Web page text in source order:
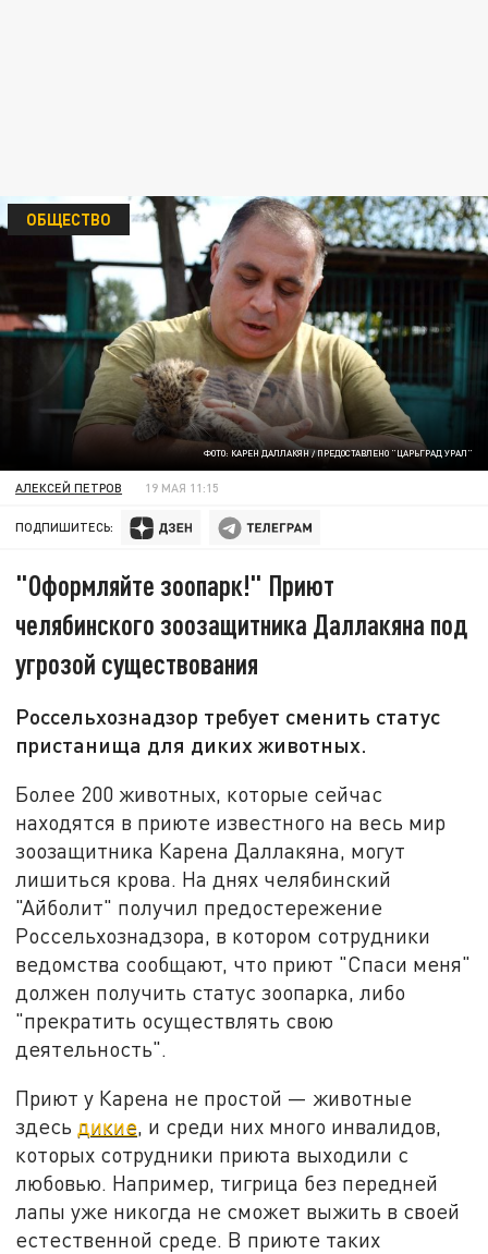
ФОТО: КАРЕН ДАЛЛАКЯН / ПРЕДОСТАВЛЕНО "ЦАРЬГРАД УРАЛ"
ОБЩЕСТВО
АЛЕКСЕЙ ПЕТРОВ 19 МАЯ 11:15
ПОДПИШИТЕСЬ:
"Оформляйте зоопарк!" Приют
челябинского зоозащитника Даллакяна под
угрозой существования
Россельхознадзор требует сменить статус
пристанища для диких животных.
Более 200 животных, которые сейчас
находятся в приюте известного на весь мир
зоозащитника Карена Даллакяна, могут
лишиться крова. На днях челябинский
"Айболит" получил предостережение
Россельхознадзора, в котором сотрудники
ведомства сообщают, что приют "Спаси меня"
должен получить статус зоопарка, либо
"прекратить осуществлять свою
деятельность".
Приют у Карена не простой — животные
здесь дикие, и среди них много инвалидов,
которых сотрудники приюта выходили с
любовью. Например, тигрица без передней
лапы уже никогда не сможет выжить в своей
естественной среде. В приюте таких